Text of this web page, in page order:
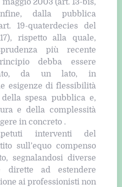
dalla pubblica
19-quaterdecies del
rispetto alla quale,
più recente
debba essere
da un lato, in
esigenze di flessibilità
spesa pubblica e,
e della complessità
in concreto .
interventi del
sull’equo compenso
segnalandosi diverse
dirette ad estendere
ai professionisti non